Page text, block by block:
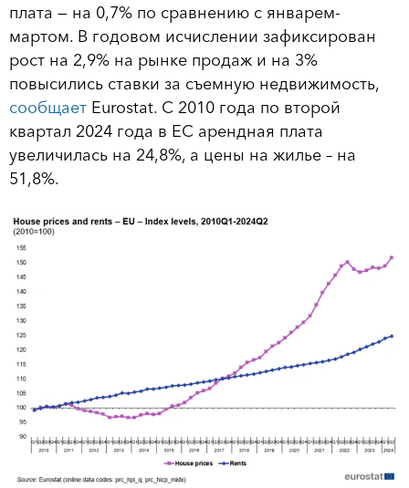
плата — на 0,7% по сравнению с январем-
мартом. В годовом исчислении зафиксирован
рост на 2,9% на рынке продаж и на 3%
повысились ставки за съемную недвижимость,
сообщает Eurostat. С 2010 года по второй
квартал 2024 года в ЕС арендная плата
увеличилась на 24,8%, а цены на жилье – на
51,8%.